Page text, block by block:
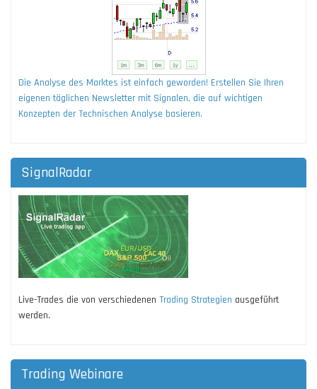
Die Analyse des Marktes ist einfach geworden! Erstellen Sie Ihren
eigenen täglichen Newsletter mit Signalen, die auf wichtigen
Konzepten der Technischen Analyse basieren.
SignalRadar
Live-Trades die von verschiedenen Trading Strategien ausgeführt
werden.
Trading Webinare